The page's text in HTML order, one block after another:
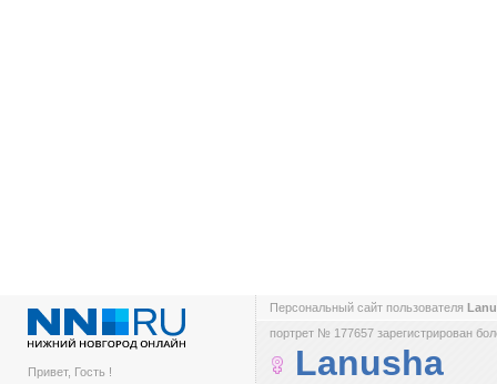
Привет, Гость !
Персональный сайт пользователя
портрет № 177657 зарегистрирован
Lanusha